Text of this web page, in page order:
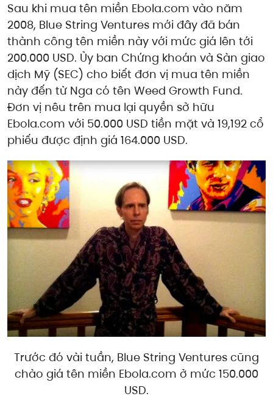
Sau khi mua tên miền Ebola.com vào năm
2008, Blue String Ventures mới đây đã bán
thành công tên miền này với mức giá lên tới
200.000 USD. Ủy ban Chứng khoán và Sàn giao
dịch Mỹ (SEC) cho biết đơn vị mua tên miền
này đến từ Nga có tên Weed Growth Fund.
Đơn vị nêu trên mua lại quyền sở hữu
Ebola.com với 50.000 USD tiền mặt và 19,192 cổ
phiếu được định giá 164.000 USD.
Trước đó vài tuần, Blue String Ventures cũng
chào giá tên miền Ebola.com ở mức 150.000
USD.